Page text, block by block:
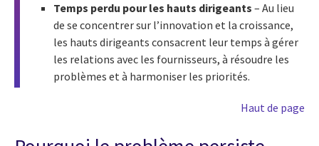
Temps perdu pour les hauts dirigeants – Au lieu
de se concentrer sur l’innovation et la croissance,
les hauts dirigeants consacrent leur temps à gérer
les relations avec les fournisseurs, à résoudre les
problèmes et à harmoniser les priorités.
Haut de page